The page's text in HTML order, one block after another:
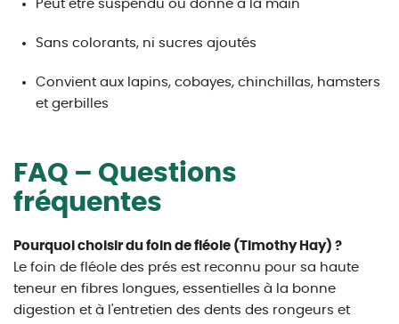
Peut être suspendu ou donné à la main
Sans colorants, ni sucres ajoutés
Convient aux lapins, cobayes, chinchillas, hamsters
et gerbilles
FAQ – Questions
fréquentes
Pourquoi choisir du foin de fléole (Timothy Hay) ?
Le foin de fléole des prés est reconnu pour sa haute
teneur en fibres longues, essentielles à la bonne
digestion et à l'entretien des dents des rongeurs et